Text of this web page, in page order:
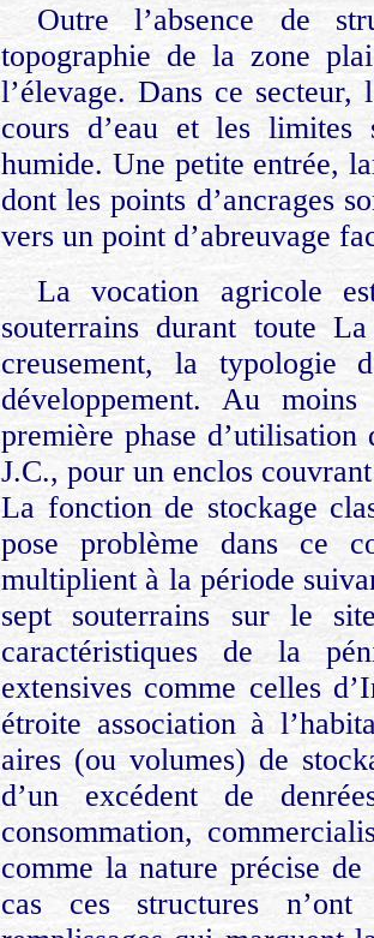
Outre l’absence de
topographie de la zone
l’élevage. Dans ce secteur,
cours d’eau et les limites
humide. Une petite entrée,
dont les points d’ancrages
vers un point d’abreuvage
La vocation agricole
souterrains durant toute
creusement, la typologie
développement. Au
première phase
J.C., pour un enclos
La fonction de stockage
pose problème dans ce
multiplient à la période
sept souterrains sur le
caractéristiques de la
extensives comme celles
étroite association à
aires (ou volumes) de
d’un excédent de
consommation,
comme la nature précise
cas ces structures